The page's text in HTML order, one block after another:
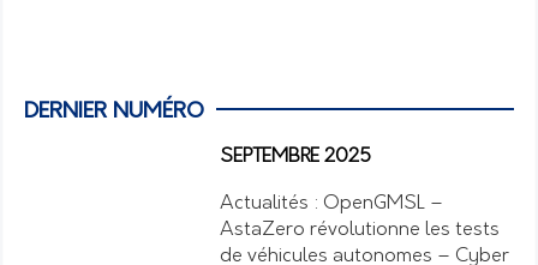
DERNIER NUMÉRO
SEPTEMBRE 2025
Actualités : OpenGMSL –
AstaZero révolutionne les tests
de véhicules autonomes – Cyber